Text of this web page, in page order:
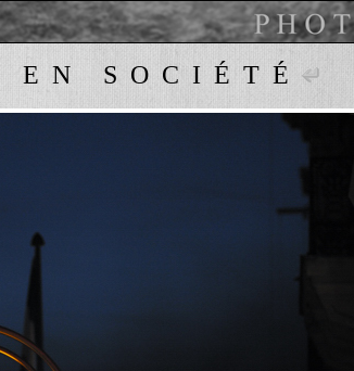
EN SOCIÉTÉ